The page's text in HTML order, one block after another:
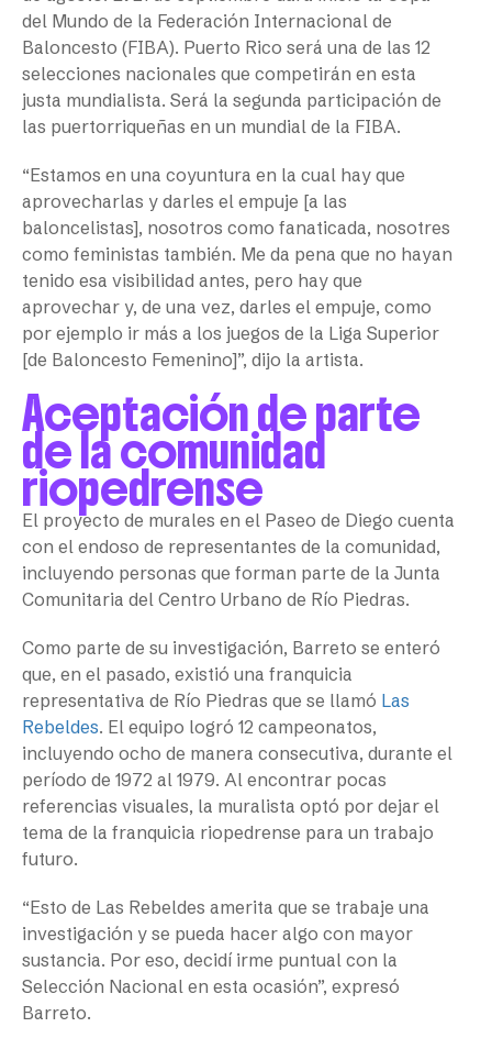
del Mundo de la Federación Internacional de
Baloncesto (FIBA). Puerto Rico será una de las 12
selecciones nacionales que competirán en esta
justa mundialista. Será la segunda participación de
las puertorriqueñas en un mundial de la FIBA.
“Estamos en una coyuntura en la cual hay que
aprovecharlas y darles el empuje [a las
baloncelistas], nosotros como fanaticada, nosotres
como feministas también. Me da pena que no hayan
tenido esa visibilidad antes, pero hay que
aprovechar y, de una vez, darles el empuje, como
por ejemplo ir más a los juegos de la Liga Superior
[de Baloncesto Femenino]”, dijo la artista.
Aceptación de parte
de la comunidad
riopedrense
El proyecto de murales en el Paseo de Diego cuenta
con el endoso de representantes de la comunidad,
incluyendo personas que forman parte de la Junta
Comunitaria del Centro Urbano de Río Piedras.
Como parte de su investigación, Barreto se enteró
que, en el pasado, existió una franquicia
representativa de Río Piedras que se llamó Las
Rebeldes. El equipo logró 12 campeonatos,
incluyendo ocho de manera consecutiva, durante el
período de 1972 al 1979. Al encontrar pocas
referencias visuales, la muralista optó por dejar el
tema de la franquicia riopedrense para un trabajo
futuro.
“Esto de Las Rebeldes amerita que se trabaje una
investigación y se pueda hacer algo con mayor
sustancia. Por eso, decidí irme puntual con la
Selección Nacional en esta ocasión”, expresó
Barreto.